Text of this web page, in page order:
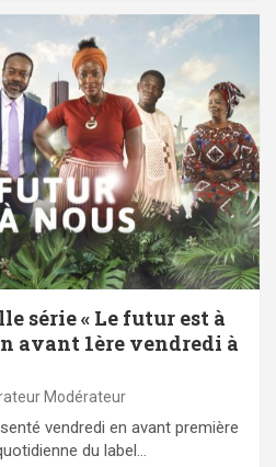
série « Le futur est à
avant 1ère vendredi à
Modérateur
vendredi en avant première
du label…